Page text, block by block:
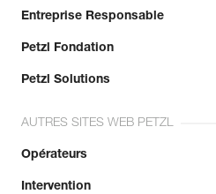
Entreprise Responsable
Petzl Fondation
Petzl Solutions
AUTRES SITES WEB PETZL
Opérateurs
Intervention